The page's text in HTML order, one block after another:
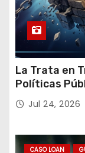
La Trata en
Políticas
Argentina y
Jul 24, 2026
CASO LOAN